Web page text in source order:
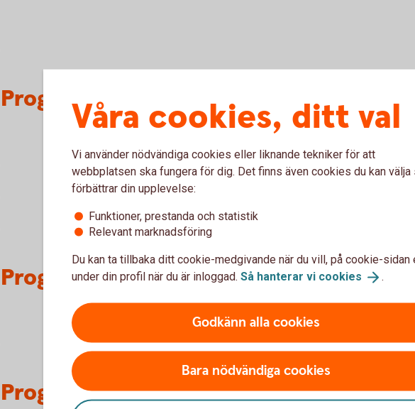
för Warranter 2018-04-26
för Warranter 2017-11-14
för Bevis 2017-03-31
Våra cookies, ditt val
Vi använder nödvändiga cookies eller liknande tekniker för att
webbplatsen ska fungera för dig. Det finns även cookies du kan välja
förbättrar din upplevelse:
Funktioner, prestanda och statistik
Relevant marknadsföring
Du kan ta tillbaka ditt cookie-medgivande när du vill, på cookie-sidan
under din profil när du är inloggad. Så hanterar vi cookies .
Godkänn alla cookies
Bara nödvändiga cookies